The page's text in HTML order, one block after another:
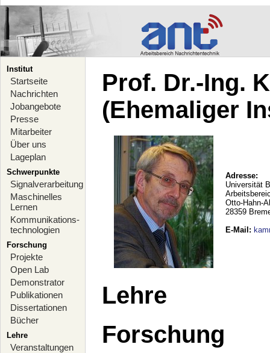
Institut
Startseite
Nachrichten
Jobangebote
Presse
Mitarbeiter
Über uns
Lageplan
Schwerpunkte
Signalverarbeitung
Maschinelles
Lernen
Kommunikations-
technologien
Forschung
Projekte
Open Lab
Demonstrator
Publikationen
Dissertationen
Bücher
Lehre
Veranstaltungen
Prof. Dr.-Ing.
(Ehemaliger
Adresse:
Universität
Otto-Hahn-
28359
E-Mail :
Lehre
Forschung